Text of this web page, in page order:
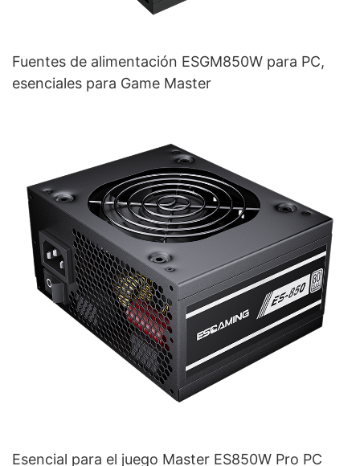
Fuentes de alimentación ESGM850W para PC,
esenciales para Game Master
Esencial para el juego Master ES850W Pro PC